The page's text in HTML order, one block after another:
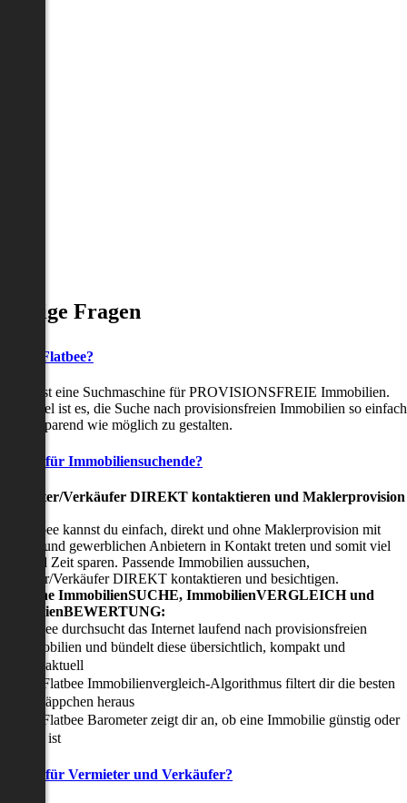
Fragen
ist Flatbee?
ist eine Suchmaschine für PROVISIONSFREIE Immobilien.
Ziel ist es, die Suche nach provisionsfreien Immobilien so einfach
zeitsparend wie möglich zu gestalten.
für Immobiliensuchende?
Verkäufer DIREKT kontaktieren und Maklerprovision
Flatbee kannst du einfach, direkt und ohne Maklerprovision mit
und gewerblichen Anbietern in Kontakt treten und somit viel
und Zeit sparen. Passende Immobilien aussuchen,
Verkäufer DIREKT kontaktieren und besichtigen.
in-one ImmobilienSUCHE, ImmobilienVERGLEICH und
Flatbee durchsucht das Internet laufend nach provisionsfreien
Immobilien und bündelt diese übersichtlich, kompakt und
tagesaktuell
Der Flatbee Immobilienvergleich-Algorithmus filtert dir die besten
Schnäppchen heraus
Der Flatbee Barometer zeigt dir an, ob eine Immobilie günstig oder
teuer ist
für Vermieter und Verkäufer?